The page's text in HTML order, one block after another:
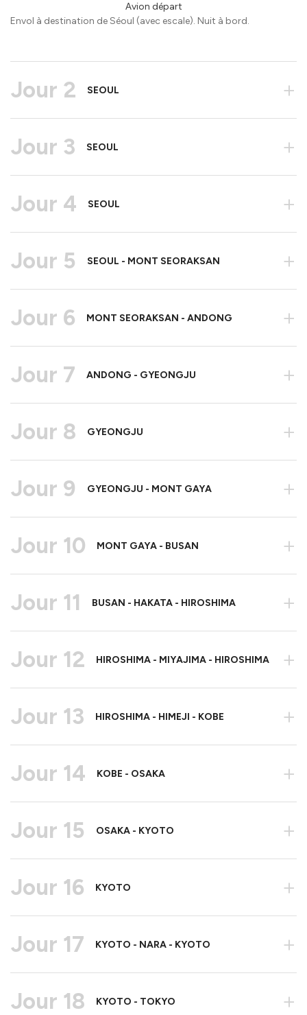
Avion départ
Envol à destination de Séoul (avec escale). Nuit à bord.
Jour 2 SEOUL +
Jour 3 SEOUL +
Jour 4 SEOUL +
Jour 5 SEOUL - MONT SEORAKSAN +
Jour 6 MONT SEORAKSAN - ANDONG +
Jour 7 ANDONG - GYEONGJU +
Jour 8 GYEONGJU +
Jour 9 GYEONGJU - MONT GAYA +
Jour 10 MONT GAYA - BUSAN +
Jour 11 BUSAN - HAKATA - HIROSHIMA +
Jour 12 HIROSHIMA - MIYAJIMA - HIROSHIMA +
Jour 13 HIROSHIMA - HIMEJI - KOBE +
Jour 14 KOBE - OSAKA +
Jour 15 OSAKA - KYOTO +
Jour 16 KYOTO +
Jour 17 KYOTO - NARA - KYOTO +
Jour 18 KYOTO - TOKYO +